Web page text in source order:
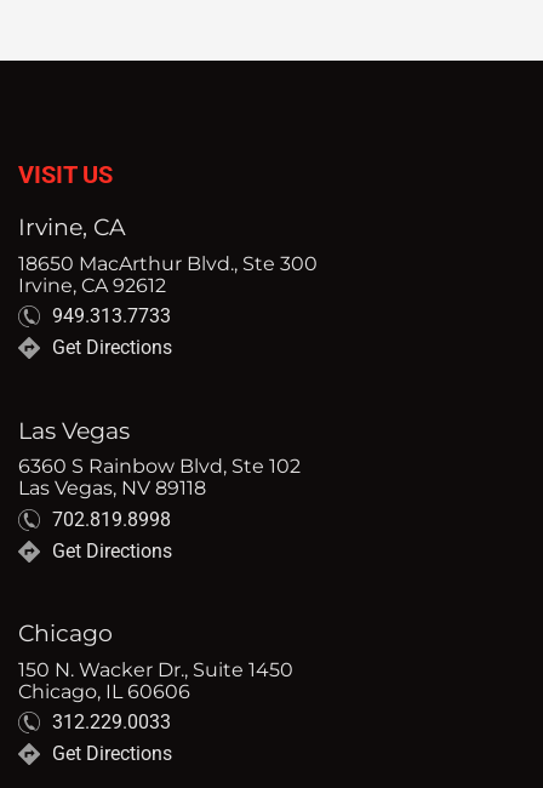
VISIT US
Irvine, CA
18650 MacArthur Blvd., Ste 300
Irvine, CA 92612
949.313.7733
Get Directions
Las Vegas
6360 S Rainbow Blvd, Ste 102
Las Vegas, NV 89118
702.819.8998
Get Directions
Chicago
150 N. Wacker Dr., Suite 1450
Chicago, IL 60606
312.229.0033
Get Directions